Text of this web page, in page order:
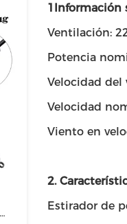
1Información
Ventilación:
Potencia
Velocidad del
Velocidad
Viento en
2.
Estirador de